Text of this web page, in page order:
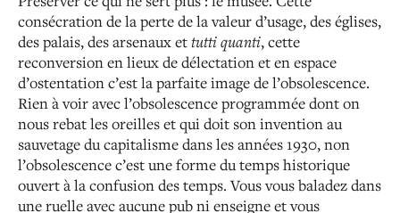
consécration de la perte de la valeur d’usage, des églises,
des palais, des arsenaux ettutti quanti, cette
reconversion en lieux de délectation et en espace
d’ostentation c’est la parfaite image de l’obsolescence.
Rien à voir avec l’obsolescence programmée dont on
nous rebat les oreilles et qui doit son invention au
sauvetage du capitalisme dans les années 1930, non
l’obsolescence c’est une forme du temps historique
ouvert à la confusion des temps. Vous vous baladez dans
une ruelle avec aucune pub ni enseigne et vous